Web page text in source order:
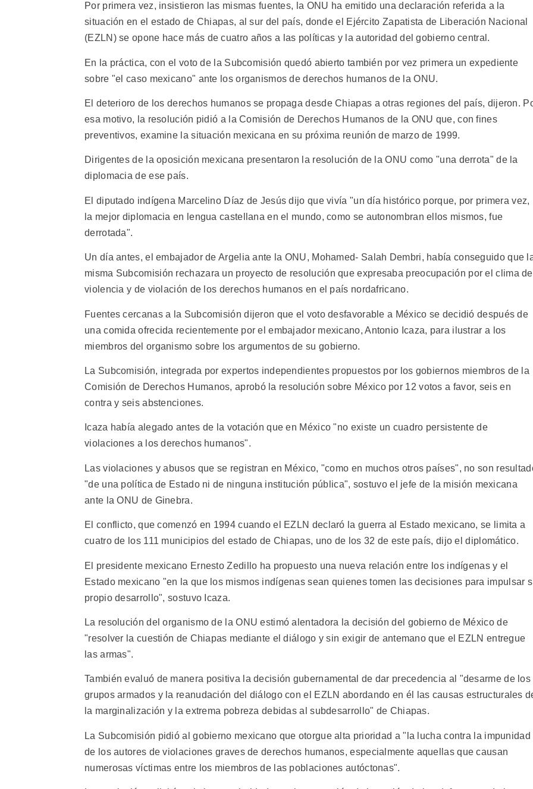
Por primera vez, insistieron las mismas fuentes, la ONU ha emitido una declaración referida a la
situación en el estado de Chiapas, al sur del país, donde el Ejército Zapatista de Liberación Nacional
(EZLN) se opone hace más de cuatro años a las políticas y la autoridad del gobierno central.
En la práctica, con el voto de la Subcomisión quedó abierto también por vez primera un expediente
sobre "el caso mexicano" ante los organismos de derechos humanos de la ONU.
El deterioro de los derechos humanos se propaga desde Chiapas a otras regiones del país, dijeron.
esa motivo, la resolución pidió a la Comisión de Derechos Humanos de la ONU que, con fines
preventivos, examine la situación mexicana en su próxima reunión de marzo de 1999.
Dirigentes de la oposición mexicana presentaron la resolución de la ONU como "una derrota" de la
diplomacia de ese país.
El diputado indígena Marcelino Díaz de Jesús dijo que vivía "un día histórico porque, por primera vez,
la mejor diplomacia en lengua castellana en el mundo, como se autonombran ellos mismos, fue
derrotada".
Un día antes, el embajador de Argelia ante la ONU, Mohamed- Salah Dembri, había conseguido que
misma Subcomisión rechazara un proyecto de resolución que expresaba preocupación por el clima de
violencia y de violación de los derechos humanos en el país nordafricano.
Fuentes cercanas a la Subcomisión dijeron que el voto desfavorable a México se decidió después de
una comida ofrecida recientemente por el embajador mexicano, Antonio Icaza, para ilustrar a los
miembros del organismo sobre los argumentos de su gobierno.
La Subcomisión, integrada por expertos independientes propuestos por los gobiernos miembros de la
Comisión de Derechos Humanos, aprobó la resolución sobre México por 12 votos a favor, seis en
contra y seis abstenciones.
Icaza había alegado antes de la votación que en México "no existe un cuadro persistente de
violaciones a los derechos humanos".
Las violaciones y abusos que se registran en México, "como en muchos otros países", no son
"de una política de Estado ni de ninguna institución pública", sostuvo el jefe de la misión mexicana
ante la ONU de Ginebra.
El conflicto, que comenzó en 1994 cuando el EZLN declaró la guerra al Estado mexicano, se limita a
cuatro de los 111 municipios del estado de Chiapas, uno de los 32 de este país, dijo el diplomático.
El presidente mexicano Ernesto Zedillo ha propuesto una nueva relación entre los indígenas y el
Estado mexicano "en la que los mismos indígenas sean quienes tomen las decisiones para impulsar
propio desarrollo", sostuvo Icaza.
La resolución del organismo de la ONU estimó alentadora la decisión del gobierno de México de
"resolver la cuestión de Chiapas mediante el diálogo y sin exigir de antemano que el EZLN entregue
las armas".
También evaluó de manera positiva la decisión gubernamental de dar precedencia al "desarme de los
grupos armados y la reanudación del diálogo con el EZLN abordando en él las causas estructurales
la marginalización y la extrema pobreza debidas al subdesarrollo" de Chiapas.
La Subcomisión pidió al gobierno mexicano que otorgue alta prioridad a "la lucha contra la impunidad
de los autores de violaciones graves de derechos humanos, especialmente aquellas que causan
numerosas víctimas entre los miembros de las poblaciones autóctonas".